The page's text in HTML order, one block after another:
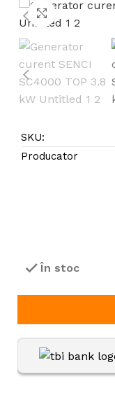
SKU:
Producator
În stoc